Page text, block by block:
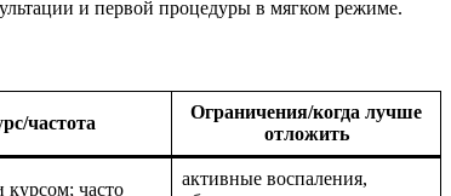
и первой процедуры в мягком режиме.
частота
Ограничения/когда лучше
отложить
курсом; часто
активные воспаления,